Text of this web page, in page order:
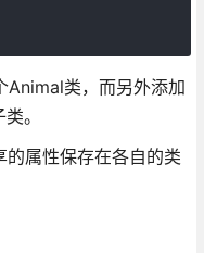
Animal类，而另外添加
。
属性保存在各自的类